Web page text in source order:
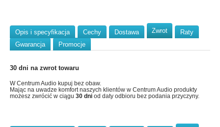
Opis i specyfikacja Cechy Dostawa Zwrot
Raty
Gwarancja
Promocje
30 dni na zwrot towaru
W Centrum Audio kupuj bez obaw.
Mając na uwadze komfort naszych klientów w Centrum Audio produkty
możesz zwrócić w ciągu 30 dni od daty odbioru bez podania przyczyny.